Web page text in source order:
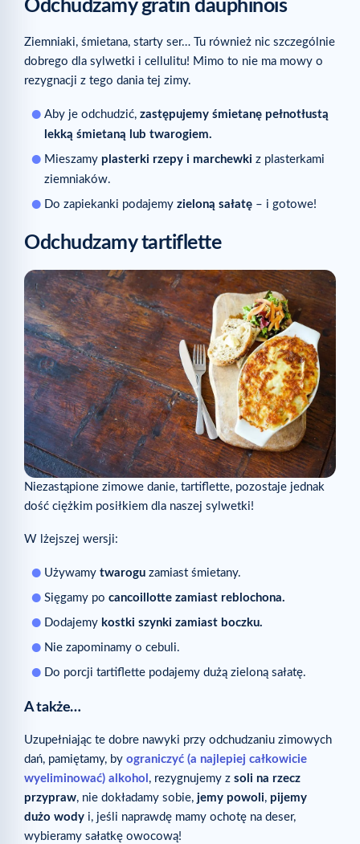
Odchudzamy gratin dauphinois
Ziemniaki, śmietana, starty ser… Tu również nic szczególnie
dobrego dla sylwetki i cellulitu! Mimo to nie ma mowy o
rezygnacji z tego dania tej zimy.
Aby je odchudzić, zastępujemy śmietanę pełnotłustą
lekką śmietaną lub twarogiem.
Mieszamy plasterki rzepy i marchewki z plasterkami
ziemniaków.
Do zapiekanki podajemy zieloną sałatę – i gotowe!
Odchudzamy tartiflette
Niezastąpione zimowe danie, tartiflette, pozostaje jednak
dość ciężkim posiłkiem dla naszej sylwetki!
W lżejszej wersji:
Używamy twarogu zamiast śmietany.
Sięgamy po cancoillotte zamiast reblochona.
Dodajemy kostki szynki zamiast boczku.
Nie zapominamy o cebuli.
Do porcji tartiflette podajemy dużą zieloną sałatę.
A także…
Uzupełniając te dobre nawyki przy odchudzaniu zimowych
dań, pamiętamy, by ograniczyć (a najlepiej całkowicie
wyeliminować) alkohol , rezygnujemy z soli na rzecz
przypraw, nie dokładamy sobie, jemy powoli, pijemy
dużo wody i, jeśli naprawdę mamy ochotę na deser,
wybieramy sałatkę owocową!